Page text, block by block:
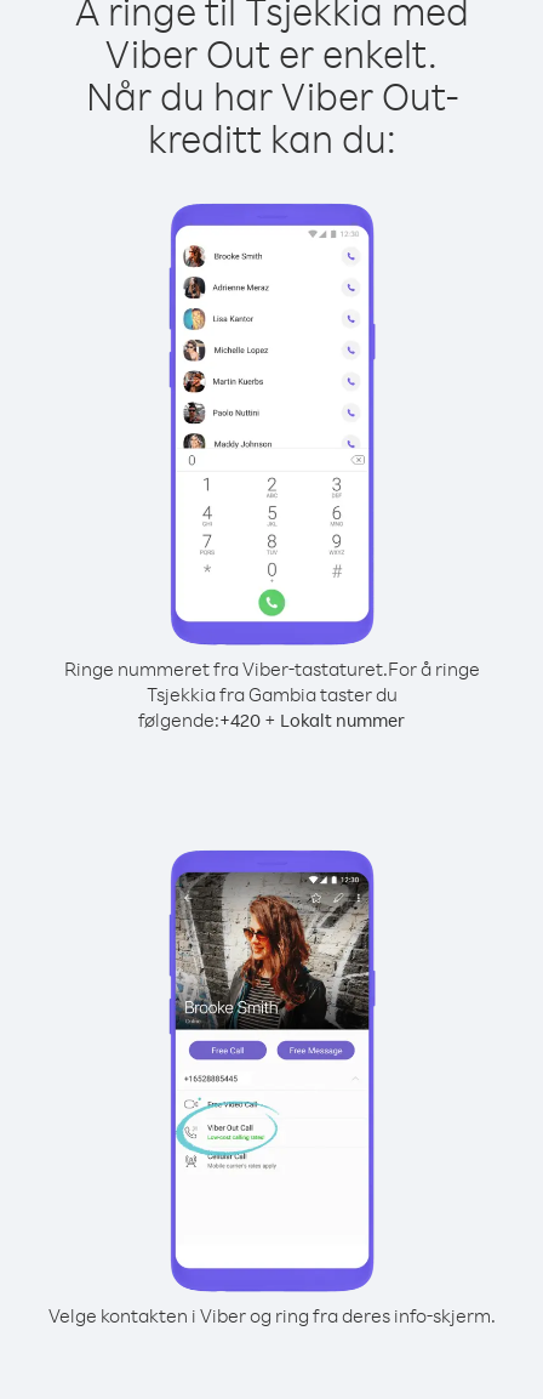
Å ringe til Tsjekkia med
Viber Out er enkelt.
Når du har Viber Out-
kreditt kan du:
Ringe nummeret fra Viber-tastaturet.For å ringe
Tsjekkia fra Gambia taster du
følgende:+420 + Lokalt nummer
Velge kontakten i Viber og ring fra deres info-skjerm.